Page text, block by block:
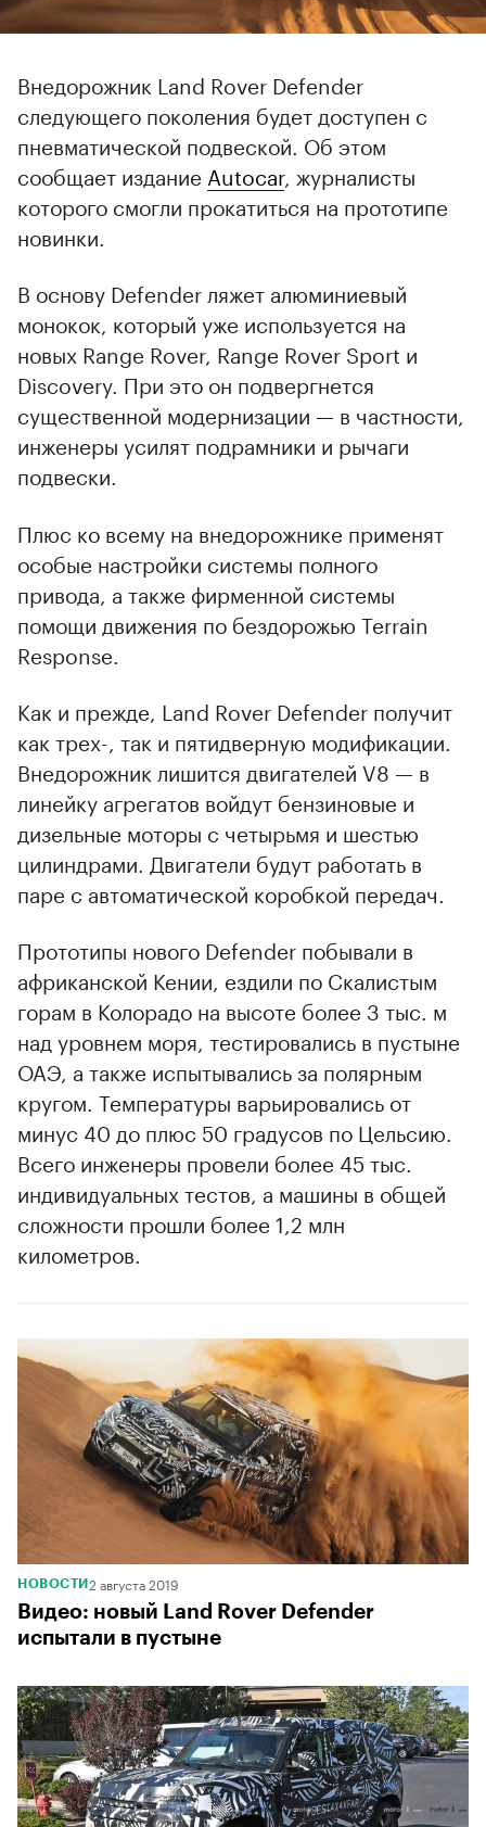
Внедорожник Land Rover Defender
следующего поколения будет доступен с
пневматической подвеской. Об этом
сообщает издание Autocar, журналисты
которого смогли прокатиться на прототипе
новинки.
В основу Defender ляжет алюминиевый
монокок, который уже используется на
новых Range Rover, Range Rover Sport и
Discovery. При это он подвергнется
существенной модернизации — в частности,
инженеры усилят подрамники и рычаги
подвески.
Плюс ко всему на внедорожнике применят
особые настройки системы полного
привода, а также фирменной системы
помощи движения по бездорожью Terrain
Response.
Как и прежде, Land Rover Defender получит
как трех-, так и пятидверную модификации.
Внедорожник лишится двигателей V8 — в
линейку агрегатов войдут бензиновые и
дизельные моторы с четырьмя и шестью
цилиндрами. Двигатели будут работать в
паре с автоматической коробкой передач.
Прототипы нового Defender побывали в
африканской Кении, ездили по Скалистым
горам в Колорадо на высоте более 3 тыс. м
над уровнем моря, тестировались в пустыне
ОАЭ, а также испытывались за полярным
кругом. Температуры варьировались от
минус 40 до плюс 50 градусов по Цельсию.
Всего инженеры провели более 45 тыс.
индивидуальных тестов, а машины в общей
сложности прошли более 1,2 млн
километров.
НОВОСТИ 2 августа 2019
Видео: новый Land Rover Defender
испытали в пустыне